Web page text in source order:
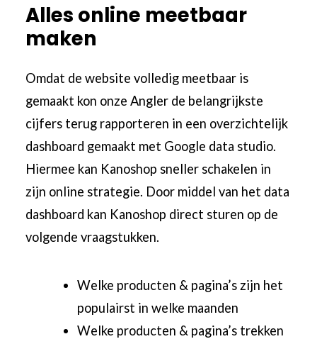
Alles online meetbaar
maken
Omdat de website volledig meetbaar is
gemaakt kon onze Angler de belangrijkste
cijfers terug rapporteren in een overzichtelijk
dashboard gemaakt met Google data studio.
Hiermee kan Kanoshop sneller schakelen in
zijn online strategie. Door middel van het data
dashboard kan Kanoshop direct sturen op de
volgende vraagstukken.
Welke producten & pagina’s zijn het
populairst in welke maanden
Welke producten & pagina’s trekken